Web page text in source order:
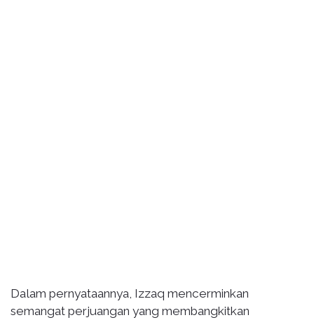
Dalam pernyataannya, Izzaq mencerminkan
semangat perjuangan yang membangkitkan